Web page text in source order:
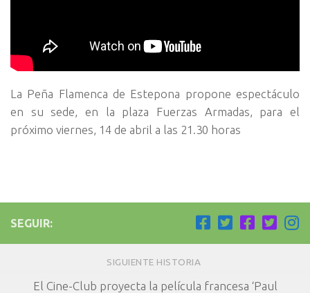
La Peña Flamenca de Estepona propone espectáculo
en su sede, en la plaza Fuerzas Armadas, para el
próximo viernes, 14 de abril a las 21.30 horas
SEGUIR:
SIGUIENTE HISTORIA
El Cine-Club proyecta la película francesa ‘Paul